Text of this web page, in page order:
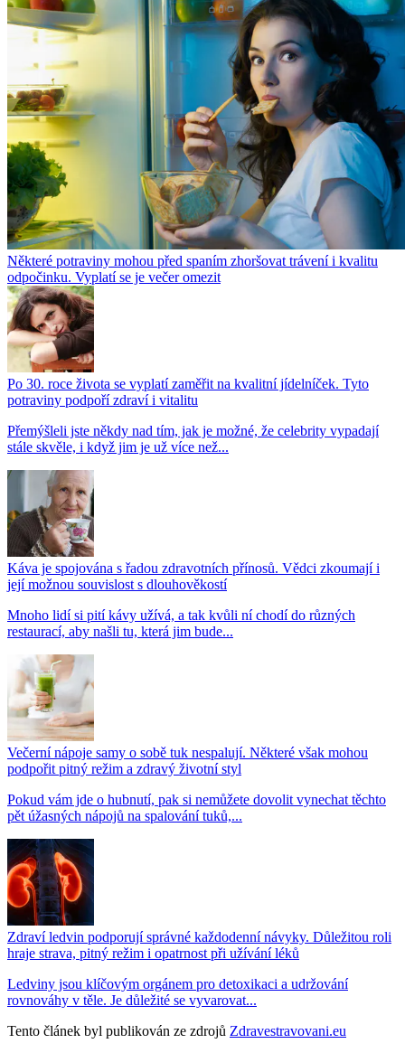
Některé potraviny mohou před spaním zhoršovat trávení i kvalitu
odpočinku. Vyplatí se je večer omezit
Po 30. roce života se vyplatí zaměřit na kvalitní jídelníček. Tyto
potraviny podpoří zdraví i vitalitu
Přemýšleli jste někdy nad tím, jak je možné, že celebrity vypadají
stále skvěle, i když jim je už více než...
Káva je spojována s řadou zdravotních přínosů. Vědci zkoumají i
její možnou souvislost s dlouhověkostí
Mnoho lidí si pití kávy užívá, a tak kvůli ní chodí do různých
restaurací, aby našli tu, která jim bude...
Večerní nápoje samy o sobě tuk nespalují. Některé však mohou
podpořit pitný režim a zdravý životní styl
Pokud vám jde o hubnutí, pak si nemůžete dovolit vynechat těchto
pět úžasných nápojů na spalování tuků,...
Zdraví ledvin podporují správné každodenní návyky. Důležitou roli
hraje strava, pitný režim i opatrnost při užívání léků
Ledviny jsou klíčovým orgánem pro detoxikaci a udržování
rovnováhy v těle. Je důležité se vyvarovat...
Tento článek byl publikován ze zdrojů Zdravestravovani.eu